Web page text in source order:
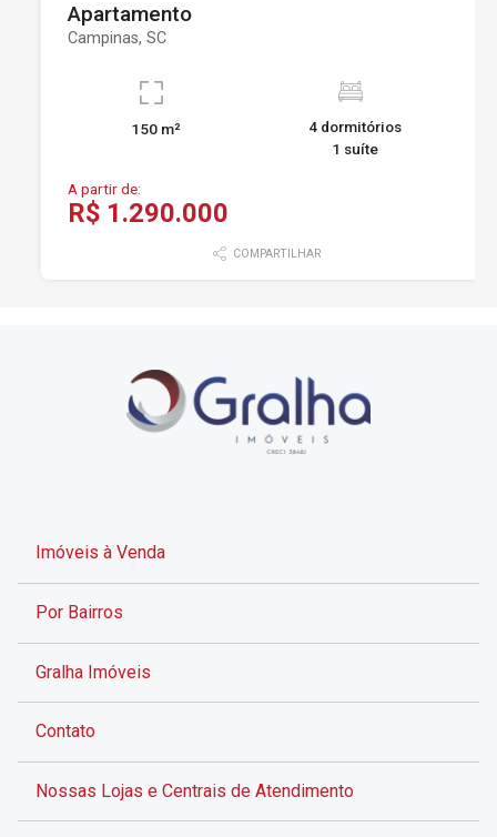
Apartamento
Campinas, SC
150 m²
4 dormitórios
1 suíte
A partir de:
R$ 1.290.000
COMPARTILHAR
Imóveis à Venda
Por Bairros
Gralha Imóveis
Contato
Nossas Lojas e Centrais de Atendimento